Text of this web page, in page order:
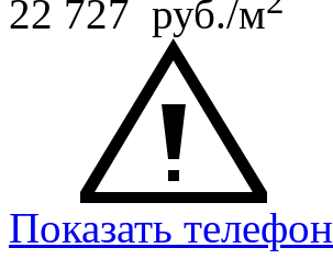
22 727 руб./м
Показать телефон